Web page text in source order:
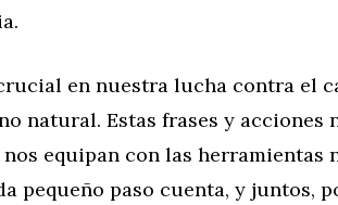
en nuestra lucha contra el
natural. Estas frases y acciones
equipan con las herramientas
pequeño paso cuenta, y juntos,